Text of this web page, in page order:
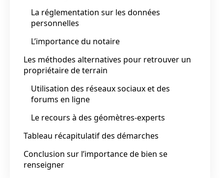
La réglementation sur les données
personnelles
L’importance du notaire
Les méthodes alternatives pour retrouver un
propriétaire de terrain
Utilisation des réseaux sociaux et des
forums en ligne
Le recours à des géomètres-experts
Tableau récapitulatif des démarches
Conclusion sur l’importance de bien se
renseigner